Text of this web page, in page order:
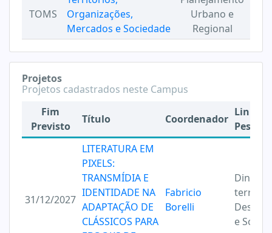
TOMS
Organizações,
Mercados e Sociedade
Urbano e
Regional
Projetos
Projetos cadastrados neste Campus
Fim
Previsto
Título Coordenador
Linha
31/12/2027
LITERATURA EM
PIXELS:
TRANSMÍDIA E
IDENTIDADE NA
ADAPTAÇÃO DE
CLÁSSICOS PARA
Fabricio
Borelli
e